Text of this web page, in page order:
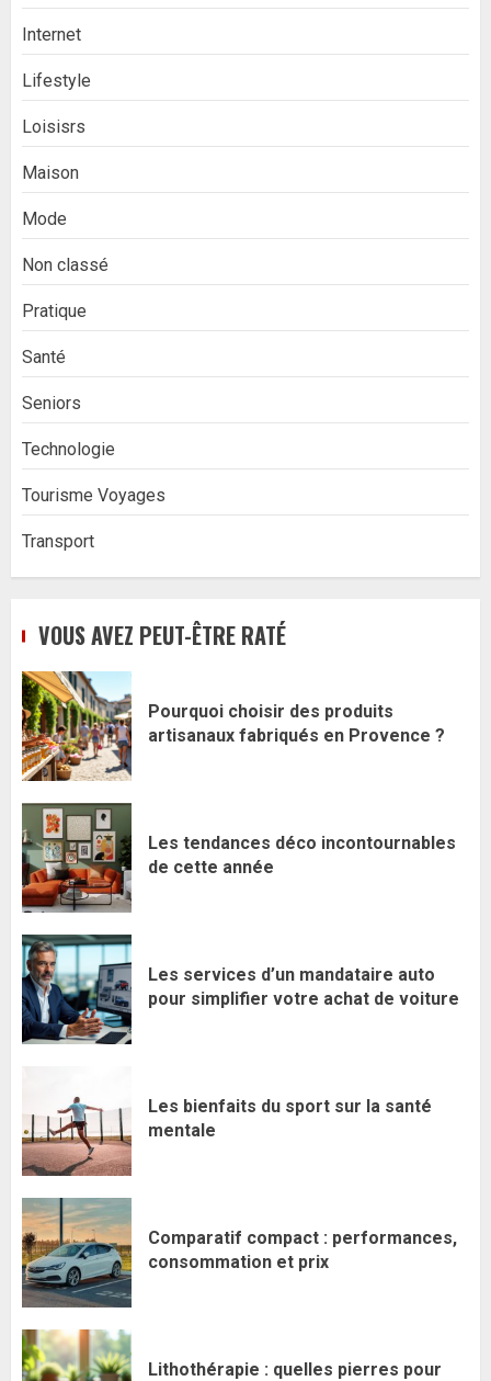
Internet
Lifestyle
Loisisrs
Maison
Mode
Non classé
Pratique
Santé
Seniors
Technologie
Tourisme Voyages
Transport
VOUS AVEZ PEUT-ÊTRE RATÉ
Pourquoi choisir des produits
artisanaux fabriqués en Provence ?
Les tendances déco incontournables
de cette année
Les services d’un mandataire auto
pour simplifier votre achat de voiture
Les bienfaits du sport sur la santé
mentale
Comparatif compact : performances,
consommation et prix
Lithothérapie : quelles pierres pour